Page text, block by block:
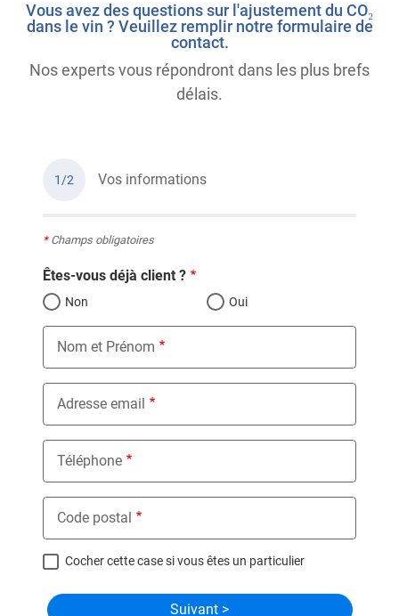
Vous avez des questions sur l'ajustement du CO₂
dans le vin ? Veuillez remplir notre formulaire de
contact.
Nos experts vous répondront dans les plus brefs
délais.
1/2 Vos informations
*Champs obligatoires
Êtes-vous déjà client ?
Non Oui
Nom et Prénom
Adresse email
Téléphone
Code postal
Cocher cette case si vous êtes un particulier